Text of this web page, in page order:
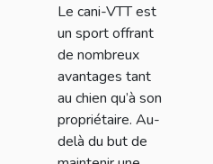
Le cani-VTT est
un sport offrant
de nombreux
avantages tant
au chien qu’à son
propriétaire. Au-
delà du but de